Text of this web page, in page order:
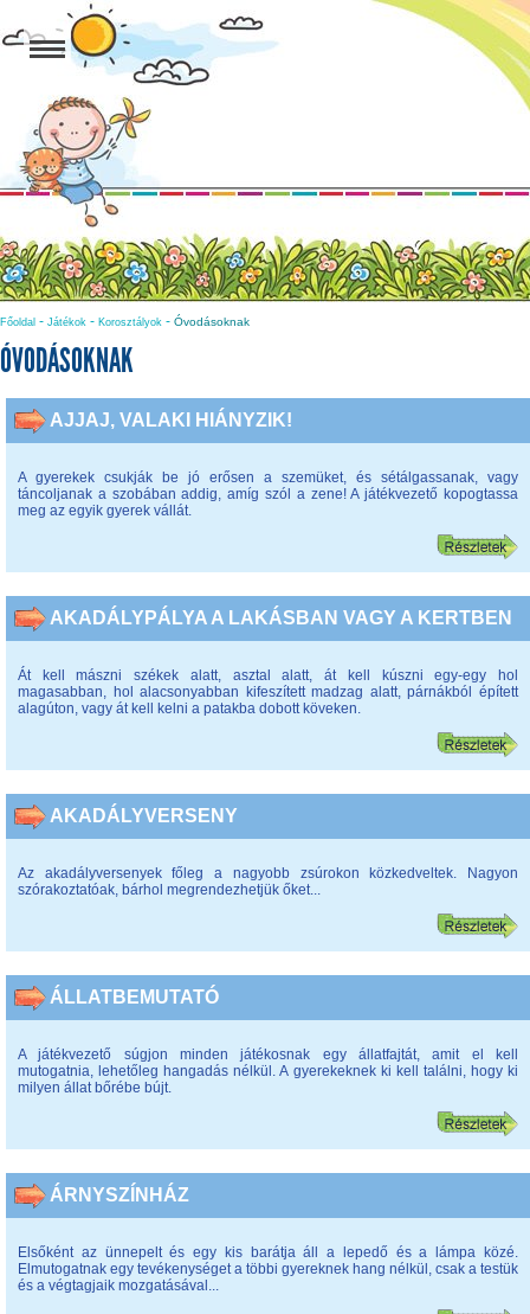
Főoldal - Játékok - Korosztályok - Óvodásoknak
ÓVODÁSOKNAK
AJJAJ, VALAKI HIÁNYZIK!
A gyerekek csukják be jó erősen a szemüket, és sétálgassanak, vagy
táncoljanak a szobában addig, amíg szól a zene! A játékvezető kopogtassa
meg az egyik gyerek vállát.
AKADÁLYPÁLYA A LAKÁSBAN VAGY A KERTBEN
Át kell mászni székek alatt, asztal alatt, át kell kúszni egy-egy hol
magasabban, hol alacsonyabban kifeszített madzag alatt, párnákból épített
alagúton, vagy át kell kelni a patakba dobott köveken.
AKADÁLYVERSENY
Az akadályversenyek főleg a nagyobb zsúrokon közkedveltek. Nagyon
szórakoztatóak, bárhol megrendezhetjük őket...
ÁLLATBEMUTATÓ
A játékvezető súgjon minden játékosnak egy állatfajtát, amit el kell
mutogatnia, lehetőleg hangadás nélkül. A gyerekeknek ki kell találni, hogy ki
milyen állat bőrébe bújt.
ÁRNYSZÍNHÁZ
Elsőként az ünnepelt és egy kis barátja áll a lepedő és a lámpa közé.
Elmutogatnak egy tevékenységet a többi gyereknek hang nélkül, csak a testük
és a végtagjaik mozgatásával...